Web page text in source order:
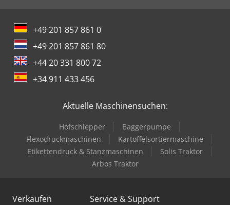
+49 201 857 861 0
+49 201 857 861 80
+44 20 331 800 72
+34 911 433 456
Aktuelle Maschinensuchen:
Hofschlepper
Baggerpumpe
Flexodruckmaschinen
Kartoffelsortiermaschine
Etikettendruck & Stanzmaschinen
Solis Traktor
Arbos Traktor
Verkaufen Service & Support